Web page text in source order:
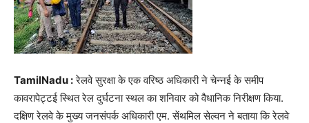
TamilNadu :रेलवे सुरक्षा के एक वरिष्ठ अधिकारी ने चेन्नई के समीप
कावरापेट्टई स्थित रेल दुर्घटना स्थल का शनिवार को वैधानिक निरीक्षण किया.
दक्षिण रेलवे के मुख्य जनसंपर्क अधिकारी एम. सेंथमिल सेल्वन ने बताया कि रेलवे